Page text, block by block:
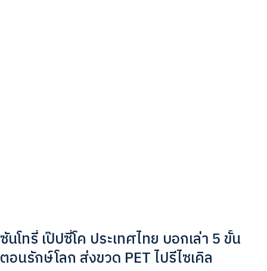
ซันโทรี่ เป๊ปซี่โค ประเทศไทย บอกเล่า 5 ขั้น
ตอนรักษ์โลก ส่งขวด PET ไปรีไซเคิล